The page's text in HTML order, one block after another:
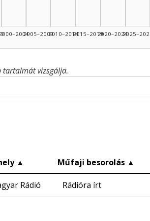
2005–20092010–20142015–20192020–20242025–2026
tartalmát vizsgálja.
▲ Műfaji besorolás ▲
Rádió Rádióra írt